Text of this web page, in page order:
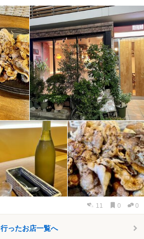
11 0 0
行ったお店一覧へ